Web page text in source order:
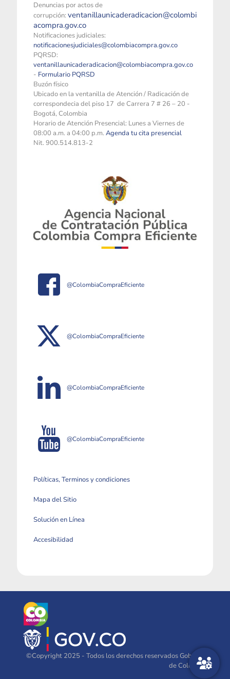
Denuncias por actos de
corrupción: ventanillaunicaderadicacion@colombi
acompra.gov.co
Notificaciones judiciales:
notificacionesjudiciales@colombiacompra.gov.co
PQRSD:
ventanillaunicaderadicacion@colombiacompra.gov.co
- Formulario PQRSD
Buzón físico
Ubicado en la ventanilla de Atención / Radicación de
correspondecia del piso 17 de Carrera 7 # 26 – 20 -
Bogotá, Colombia
Horario de Atención Presencial: Lunes a Viernes de
08:00 a.m. a 04:00 p.m. Agenda tu cita presencial
Nit. 900.514.813-2
@ColombiaCompraEficiente
@ColombiaCompraEficiente
@ColombiaCompraEficiente
@ColombiaCompraEficiente
Políticas, Terminos y condiciones
Mapa del Sitio
Solución en Línea
Accesibilidad
©Copyright 2025 - Todos los derechos reservados Gobierno
de Colombia